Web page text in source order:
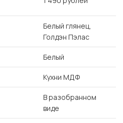
Белый глянец,
Голдэн Пэлас
Белый
Кухни МДФ
В разобранном
виде